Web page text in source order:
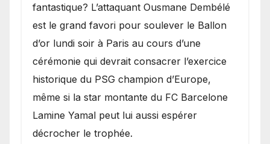
fantastique? L’attaquant Ousmane Dembélé
est le grand favori pour soulever le Ballon
d’or lundi soir à Paris au cours d’une
cérémonie qui devrait consacrer l’exercice
historique du PSG champion d’Europe,
même si la star montante du FC Barcelone
Lamine Yamal peut lui aussi espérer
décrocher le trophée.